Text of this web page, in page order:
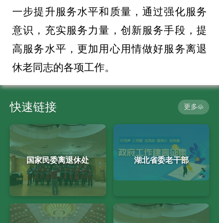
快速链接 更多
国家民委离退休处 湖北省委老干部
一步提升服务水平和质量，通过强化服务
意识，充实服务力量，创新服务手段，提
高服务水平，更加用心用情做好服务离退
休老同志的各项工作。